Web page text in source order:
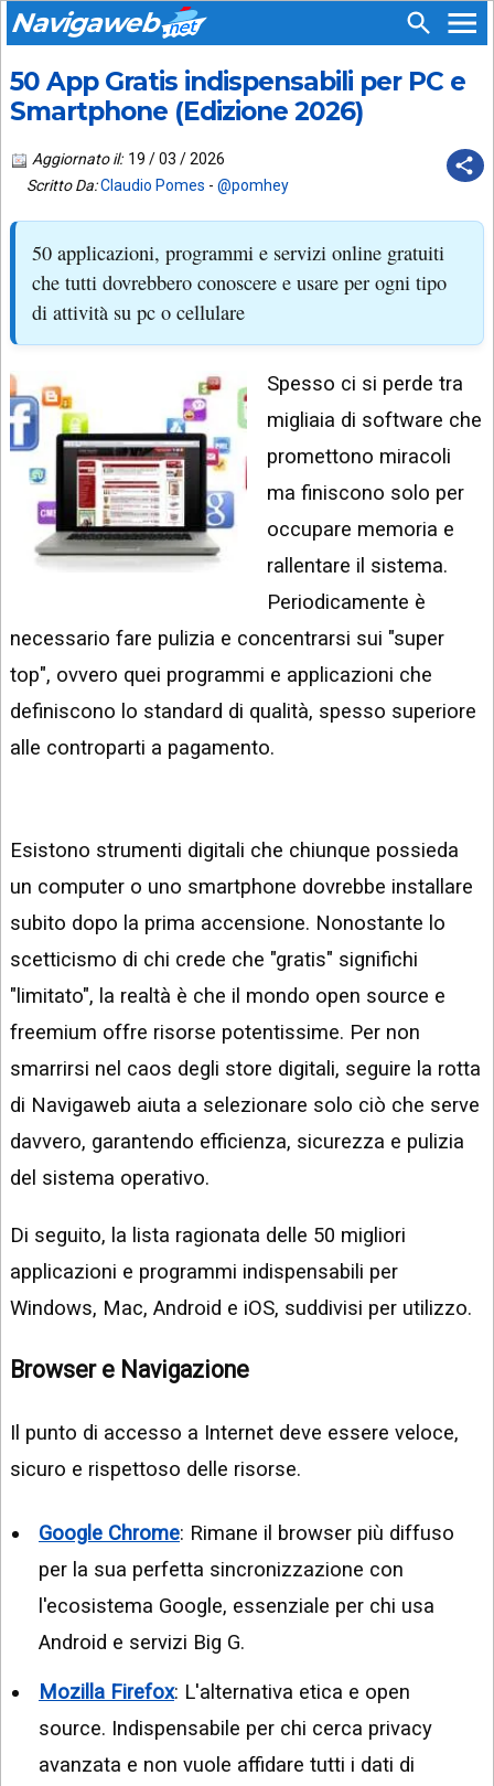
Navigaweb
HOME
SIAMO
SUPPORTO
CONTATTA
PIÙ
LETTI
ULTIMI
POST
ARCHIVIO
VIDEO
ARGOMENTI:
ANDROID
AI
APPS
STRUMENTI
SEGUICI
SU:
APP
ANDROID
EMAIL
TELEGRAM
TIKTOK
YOUTUBE
X
INSTAGRAM
GOOGLE
NEWS
50 App Gratis indispensabili per PC e
Smartphone (Edizione 2026)
Aggiornato il: 19 / 03 / 2026
Scritto Da:Claudio Pomes - @pomhey
50 applicazioni, programmi e servizi online gratuiti
che tutti dovrebbero conoscere e usare per ogni tipo
di attività su pc o cellulare
Spesso ci si perde tra
migliaia di software che
promettono miracoli
ma finiscono solo per
occupare memoria e
rallentare il sistema.
Periodicamente è
necessario fare pulizia e concentrarsi sui "super
top", ovvero quei programmi e applicazioni che
definiscono lo standard di qualità, spesso superiore
alle controparti a pagamento.
Esistono strumenti digitali che chiunque possieda
un computer o uno smartphone dovrebbe installare
subito dopo la prima accensione. Nonostante lo
scetticismo di chi crede che "gratis" significhi
"limitato", la realtà è che il mondo open source e
freemium offre risorse potentissime. Per non
smarrirsi nel caos degli store digitali, seguire la rotta
di Navigaweb aiuta a selezionare solo ciò che serve
davvero, garantendo efficienza, sicurezza e pulizia
del sistema operativo.
Di seguito, la lista ragionata delle 50 migliori
applicazioni e programmi indispensabili per
Windows, Mac, Android e iOS, suddivisi per utilizzo.
Browser e Navigazione
Il punto di accesso a Internet deve essere veloce,
sicuro e rispettoso delle risorse.
Google Chrome: Rimane il browser più diffuso
per la sua perfetta sincronizzazione con
l'ecosistema Google, essenziale per chi usa
Android e servizi Big G.
Mozilla Firefox: L'alternativa etica e open
source. Indispensabile per chi cerca privacy
avanzata e non vuole affidare tutti i dati di